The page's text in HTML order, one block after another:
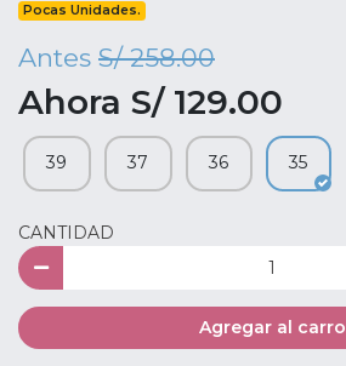
Pocas Unidades.
Antes S/ 258.00
Ahora S/ 129.00
39 37 36 35
CANTIDAD
Agregar al carro